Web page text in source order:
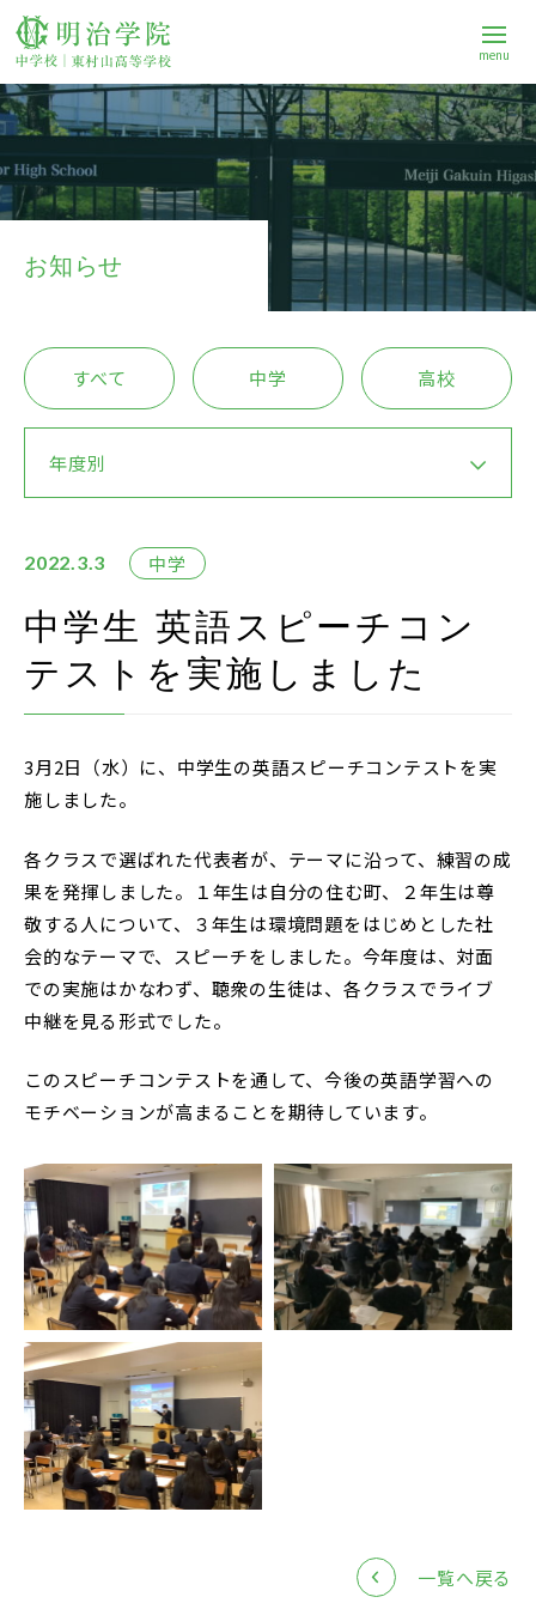
menu
学校案内
中学校
進路
Q&A
在校生・保護者の方
お問い合わせ
アクセス
採用情報
リンク
個人情報保護方針
ソーシャルメディアポリシー
高校説明会
閉じる
お知らせ
すべて 中学 高校
年度別
2022.3.3 中学
中学生 英語スピーチコン
テストを実施しました
3月2日（水）に、中学生の英語スピーチコンテストを実
施しました。
各クラスで選ばれた代表者が、テーマに沿って、練習の成
果を発揮しました。１年生は自分の住む町、２年生は尊
敬する人について、３年生は環境問題をはじめとした社
会的なテーマで、スピーチをしました。今年度は、対面
での実施はかなわず、聴衆の生徒は、各クラスでライブ
中継を見る形式でした。
このスピーチコンテストを通して、今後の英語学習への
モチベーションが高まることを期待しています。
一覧へ戻る